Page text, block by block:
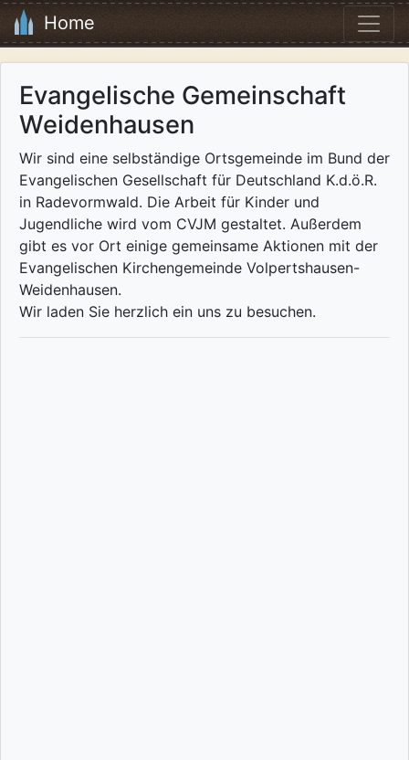
Home
Evangelische Gemeinschaft
Weidenhausen
Wir sind eine selbständige Ortsgemeinde im Bund der
Evangelischen Gesellschaft für Deutschland K.d.ö.R.
in Radevormwald. Die Arbeit für Kinder und
Jugendliche wird vom CVJM gestaltet. Außerdem
gibt es vor Ort einige gemeinsame Aktionen mit der
Evangelischen Kirchengemeinde Volpertshausen-
Weidenhausen.
Wir laden Sie herzlich ein uns zu besuchen.